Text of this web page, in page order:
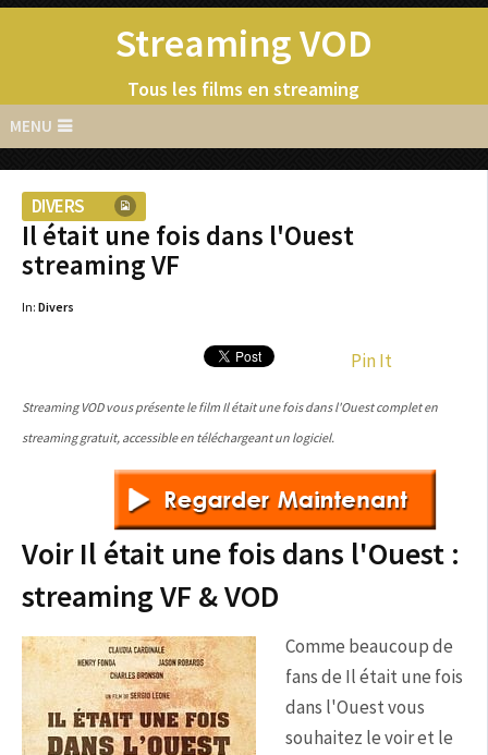
Streaming VOD
Tous les films en streaming
MENU
DIVERS
Il était une fois dans l'Ouest
streaming VF
In: Divers
Pin It
Streaming VOD vous présente le film Il était une fois dans l'Ouest complet en
streaming gratuit, accessible en téléchargeant un logiciel.
Voir Il était une fois dans l'Ouest :
streaming VF & VOD
Comme beaucoup de
fans de Il était une fois
dans l'Ouest vous
souhaitez le voir et le